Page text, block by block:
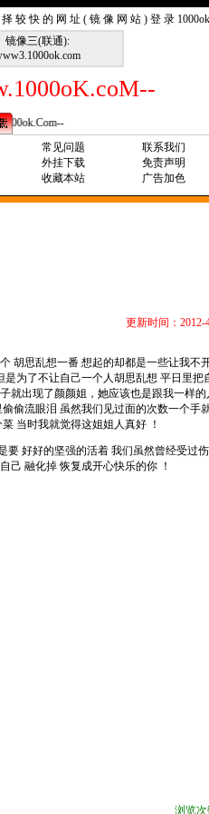
择 较 快 的 网 址 ( 镜 像 网 站 ) 登 录
镜像三(联通):
常见问题
联系我们
外挂下载
免责声明
收藏本站 广告加色
更新时间：2012-
胡思乱想一番 想起的却都是一些让我不
为了不让自己一个人胡思乱想 平日里把
就出现了颜颜姐，她应该也是跟我一样的
偷流眼泪 虽然我们见过面的次数一个手
当时我就觉得这姐姐人真好 ！
好好的坚强的活着 我们虽然曾经受过
己 融化掉 恢复成开心快乐的你 ！
浏览次